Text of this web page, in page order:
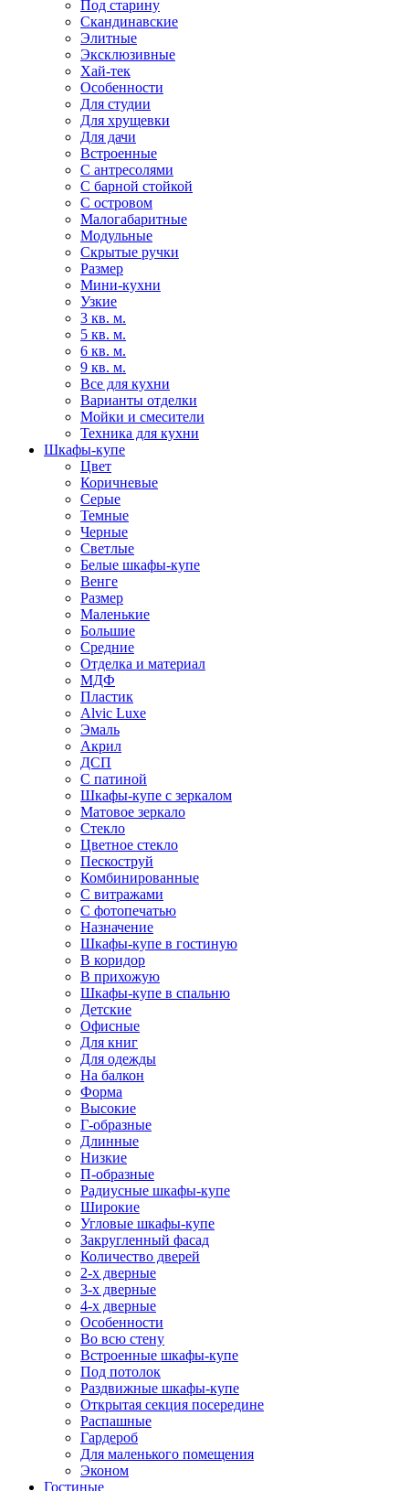
Под старину
Скандинавские
Элитные
Эксклюзивные
Хай-тек
Особенности
Для студии
Для хрущевки
Для дачи
Встроенные
С антресолями
С барной стойкой
С островом
Малогабаритные
Модульные
Скрытые ручки
Размер
Мини-кухни
Узкие
3 кв. м.
5 кв. м.
6 кв. м.
9 кв. м.
Все для кухни
Варианты отделки
Мойки и смесители
Техника для кухни
Шкафы-купе
Цвет
Коричневые
Серые
Темные
Черные
Светлые
Белые шкафы-купе
Венге
Размер
Маленькие
Большие
Средние
Отделка и материал
МДФ
Пластик
Alvic Luxe
Эмаль
Акрил
ДСП
С патиной
Шкафы-купе с зеркалом
Матовое зеркало
Стекло
Цветное стекло
Пескоструй
Комбинированные
С витражами
С фотопечатью
Назначение
Шкафы-купе в гостиную
В коридор
В прихожую
Шкафы-купе в спальню
Детские
Офисные
Для книг
Для одежды
На балкон
Форма
Высокие
Г-образные
Длинные
Низкие
П-образные
Радиусные шкафы-купе
Широкие
Угловые шкафы-купе
Закругленный фасад
Количество дверей
2-х дверные
3-х дверные
4-х дверные
Особенности
Во всю стену
Встроенные шкафы-купе
Под потолок
Раздвижные шкафы-купе
Открытая секция посередине
Распашные
Гардероб
Для маленького помещения
Эконом
Гостиные